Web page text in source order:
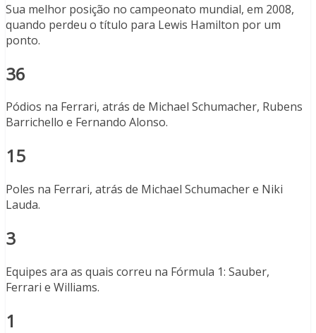
Sua melhor posição no campeonato mundial, em 2008,
quando perdeu o título para Lewis Hamilton por um
ponto.
36
Pódios na Ferrari, atrás de Michael Schumacher, Rubens
Barrichello e Fernando Alonso.
15
Poles na Ferrari, atrás de Michael Schumacher e Niki
Lauda.
3
Equipes ara as quais correu na Fórmula 1: Sauber,
Ferrari e Williams.
1